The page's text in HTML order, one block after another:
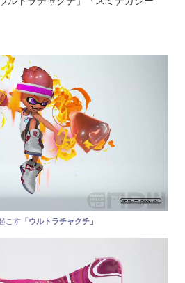
こす 「ウルトラチャクチ」